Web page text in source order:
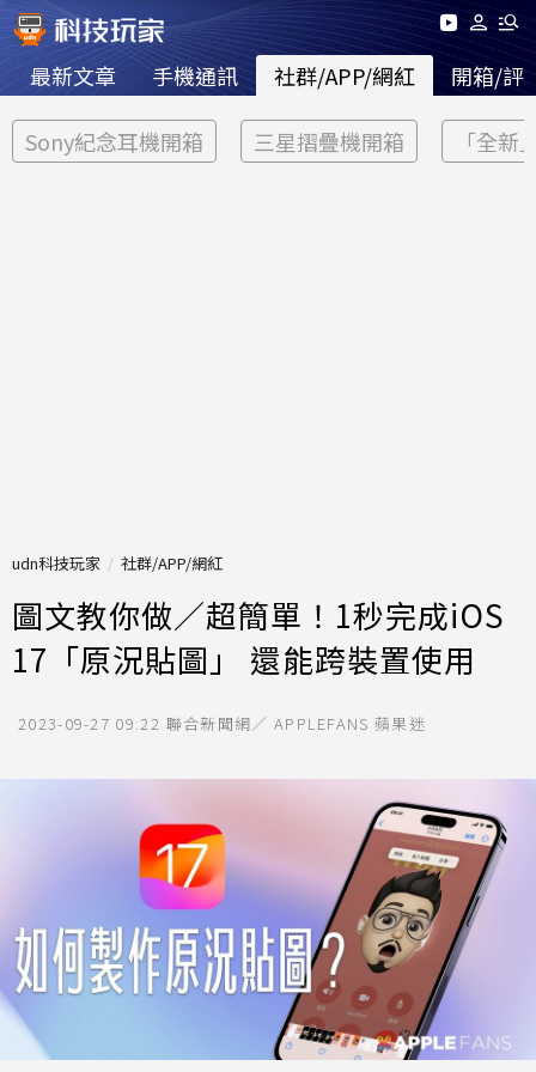
最新文章 手機通訊 社群/APP/網紅 開箱/評
Sony紀念耳機開箱 三星摺疊機開箱 「全新
udn科技玩家 社群/APP/網紅
圖文教你做／超簡單！1秒完成iOS
17「原況貼圖」 還能跨裝置使用
2023-09-27 09:22 聯合新聞網／ APPLEFANS 蘋果迷